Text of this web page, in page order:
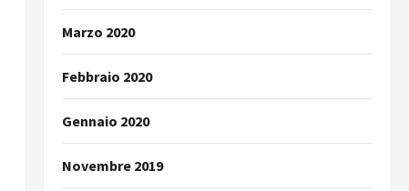
Marzo 2020
Febbraio 2020
Gennaio 2020
Novembre 2019